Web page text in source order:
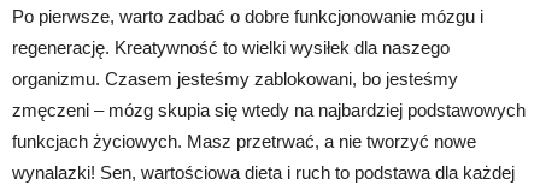
Po pierwsze, warto zadbać o dobre funkcjonowanie mózgu i
regenerację. Kreatywność to wielki wysiłek dla naszego
organizmu. Czasem jesteśmy zablokowani, bo jesteśmy
zmęczeni – mózg skupia się wtedy na najbardziej podstawowych
funkcjach życiowych. Masz przetrwać, a nie tworzyć nowe
wynalazki! Sen, wartościowa dieta i ruch to podstawa dla każdej